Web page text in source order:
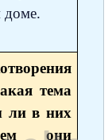
доме.
тема
ли в них
они